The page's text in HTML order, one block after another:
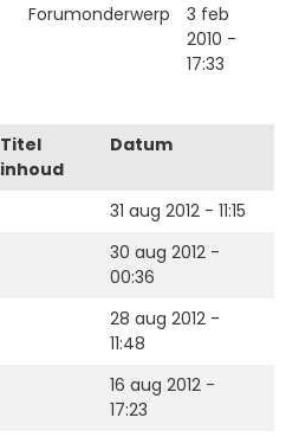
Forumonderwerp
3 feb
2010 -
17:33
Titel
inhoud
Datum
31 aug 2012 - 11:15
30 aug 2012 -
00:36
28 aug 2012 -
11:48
16 aug 2012 -
17:23